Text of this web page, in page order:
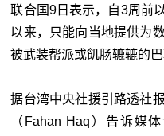
联合国9日表示，自3周前
以来，只能向当地提供为
被武装帮派或飢肠辘辘的
据台湾中央社援引路透社
（Fahan Haq）告诉媒